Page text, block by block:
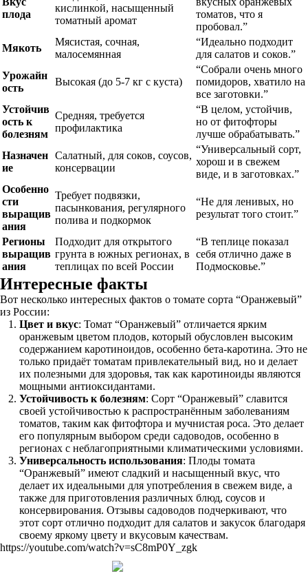
плода
кислинкой, насыщенный
томатный аромат
томатов, что я
пробовал.”
Мякоть
Мясистая, сочная,
малосемянная
“Идеально подходит
для салатов и соков.”
Урожайн
ость
Высокая (до 5-7 кг с куста)
“Собрали очень много
помидоров, хватило на
все заготовки.”
Устойчив
ость к
болезням
Средняя, требуется
профилактика
“В целом, устойчив,
но от фитофторы
лучше обрабатывать.”
Назначен
ие
Салатный, для соков, соусов,
консервации
“Универсальный сорт,
хорош и в свежем
виде, и в заготовках.”
Особенно
сти
выращив
ания
Требует подвязки,
пасынкования, регулярного
полива и подкормок
“Не для ленивых, но
результат того стоит.”
Регионы
выращив
ания
Подходит для открытого
грунта в южных регионах, в
теплицах по всей России
“В теплице показал
себя отлично даже в
Подмосковье.”
Интересные факты
Вот несколько интересных фактов о томате сорта “Оранжевый”
из России:
Цвет и вкус: Томат “Оранжевый” отличается ярким
оранжевым цветом плодов, который обусловлен высоким
содержанием каротиноидов, особенно бета-каротина. Это не
только придаёт томатам привлекательный вид, но и делает
их полезными для здоровья, так как каротиноиды являются
мощными антиоксидантами.
Устойчивость к болезням: Сорт “Оранжевый” славится
своей устойчивостью к распространённым заболеваниям
томатов, таким как фитофтора и мучнистая роса. Это делает
его популярным выбором среди садоводов, особенно в
регионах с неблагоприятными климатическими условиями.
Универсальность использования: Плоды томата
“Оранжевый” имеют сладкий и насыщенный вкус, что
делает их идеальными для употребления в свежем виде, а
также для приготовления различных блюд, соусов и
консервирования. Отзывы садоводов подчеркивают, что
этот сорт отлично подходит для салатов и закусок благодаря
своему яркому цвету и вкусовым качествам.
https://youtube.com/watch?v=sC8mP0Y_zgk